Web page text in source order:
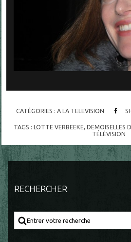
CATÉGORIES : A LA TELEVISION
TAGS :LOTTE VERBEEKE ,DEMOISELLES
TÉLÉVISION
RECHERCHER